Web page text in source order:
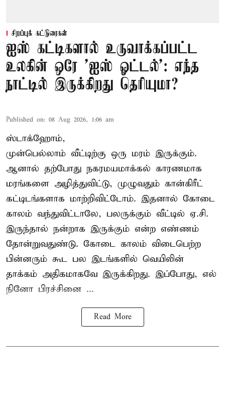
சிறப்புக் கட்டுரைகள்
ஐஸ் கட்டிகளால் உருவாக்கப்பட்ட
உலகின் ஒரே 'ஐஸ் ஓட்டல்': எந்த
நாட்டில் இருக்கிறது தெரியுமா?
Published on: 08 Aug 2026, 1:06 am
ஸ்டாக்ஹோம்,
முன்பெல்லாம் வீட்டிற்கு ஒரு மரம் இருக்கும்.
ஆனால் தற்போது நகரமயமாக்கல் காரணமாக
மரங்களை அழித்துவிட்டு, முழுவதும் கான்கிரீட்
கட்டிடங்களாக மாற்றிவிட்டோம். இதனால் கோடை
காலம் வந்துவிட்டாலே, பலருக்கும் வீட்டில் ஏ.சி.
இருந்தால் நன்றாக இருக்கும் என்ற எண்ணம்
தோன்றுவதுண்டு. கோடை காலம் விடைபெற்ற
பின்னரும் கூட பல இடங்களில் வெயிலின்
தாக்கம் அதிகமாகவே இருக்கிறது. இப்போது, எல்
நினோ பிரச்சினை ...
Read More